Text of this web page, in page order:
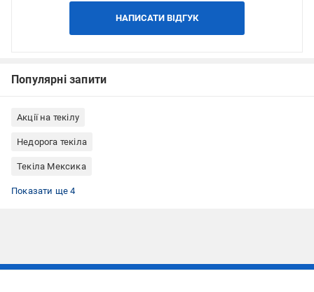
НАПИСАТИ ВІДГУК
Популярні запити
Акції на текілу
Недорога текіла
Текіла Мексика
Текіла silver/blanco
Текіла 0,7 л
Текіла 100% агава
Текіла і мескаль 1800
Показати ще 4